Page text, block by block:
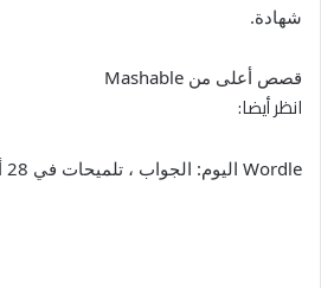
شهادة.
قصص أعلى من Mashable
انظر أيضا:
Wordle اليوم: الجواب ، تلميحات في 28 أبريل 2025